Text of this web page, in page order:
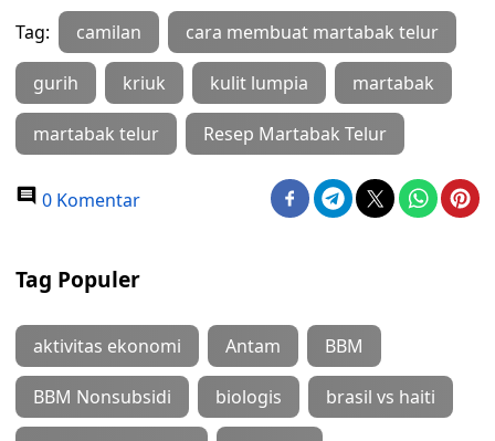
Tag: camilan cara membuat martabak telur
gurih kriuk kulit lumpia martabak
martabak telur Resep Martabak Telur
0 Komentar
Tag Populer
aktivitas ekonomi Antam BBM
BBM Nonsubsidi biologis brasil vs haiti